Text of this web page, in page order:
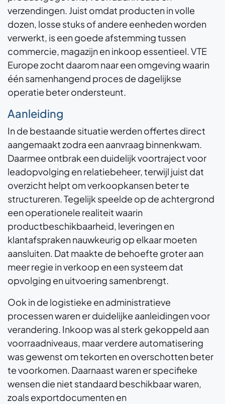
verzendingen. Juist omdat producten in volle
dozen, losse stuks of andere eenheden worden
verwerkt, is een goede afstemming tussen
commercie, magazijn en inkoop essentieel. VTE
Europe zocht daarom naar een omgeving waarin
één samenhangend proces de dagelijkse
operatie beter ondersteunt.
Aanleiding
In de bestaande situatie werden offertes direct
aangemaakt zodra een aanvraag binnenkwam.
Daarmee ontbrak een duidelijk voortraject voor
leadopvolging en relatiebeheer, terwijl juist dat
overzicht helpt om verkoopkansen beter te
structureren. Tegelijk speelde op de achtergrond
een operationele realiteit waarin
productbeschikbaarheid, leveringen en
klantafspraken nauwkeurig op elkaar moeten
aansluiten. Dat maakte de behoefte groter aan
meer regie in verkoop en een systeem dat
opvolging en uitvoering samenbrengt.
Ook in de logistieke en administratieve
processen waren er duidelijke aanleidingen voor
verandering. Inkoop was al sterk gekoppeld aan
voorraadniveaus, maar verdere automatisering
was gewenst om tekorten en overschotten beter
te voorkomen. Daarnaast waren er specifieke
wensen die niet standaard beschikbaar waren,
zoals exportdocumenten en